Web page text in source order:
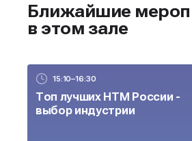
Ближайшие
в этом зале
15:10–16:30
Топ лучших НТМ России -
выбор индустрии